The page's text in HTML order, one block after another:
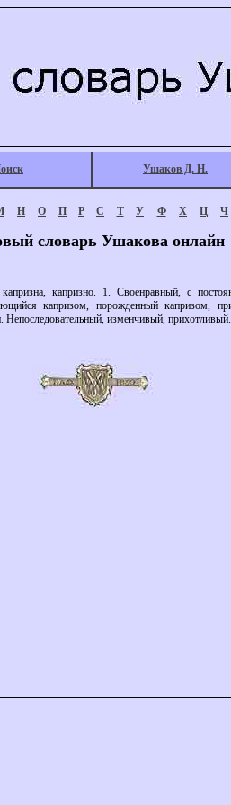
Ушаков Д. Н.
Н О П Р С Т У Ф Х Ц Ч
словарь Ушакова онлайн
капризно. 1. Своенравный, с
капризом, порожденный капризом,
Непоследовательный, изменчивый,